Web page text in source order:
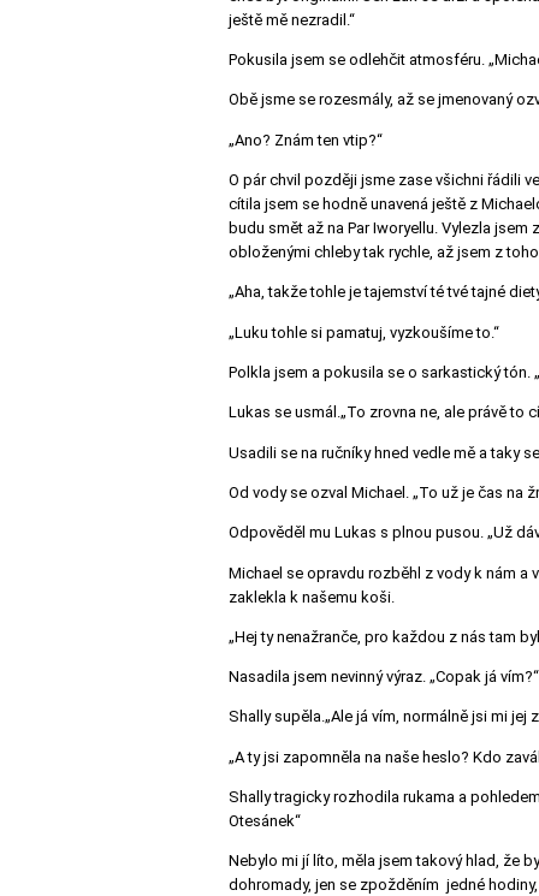
ještě mě nezradil.“
Pokusila jsem se odlehčit atmosféru.
Obě jsme se rozesmály, až se jmenovaný
„Ano? Znám ten vtip?“
O pár chvil později jsme zase všichni řádili
cítila jsem se hodně unavená ještě z
budu smět až na Par Iworyellu. Vylezla
obloženými chleby tak rychle, až jsem z
„Aha, takže tohle je tajemství té tvé tajné
„Luku tohle si pamatuj, vyzkoušíme to.“
Polkla jsem a pokusila se o sarkastický tón.
Lukas se usmál.„To zrovna ne, ale právě to
Usadili se na ručníky hned vedle mě a taky
Od vody se ozval Michael. „To už je čas na
Odpověděl mu Lukas s plnou pusou. „Už
Michael se opravdu rozběhl z vody k nám a
zaklekla k našemu koši.
„Hej ty nenažranče, pro každou z nás tam
Nasadila jsem nevinný výraz. „Copak já vím?“
Shally supěla.„Ale já vím, normálně jsi mi jej
„A ty jsi zapomněla na naše heslo? Kdo
Shally tragicky rozhodila rukama a
Otesánek“
Nebylo mi jí líto, měla jsem takový hlad, že
dohromady, jen se zpožděním jedné